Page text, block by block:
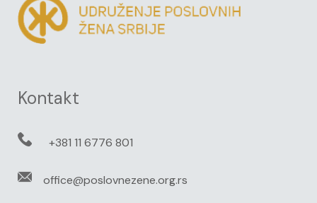
Kontakt
+381 11 6776 801
office@poslovnezene.org.rs